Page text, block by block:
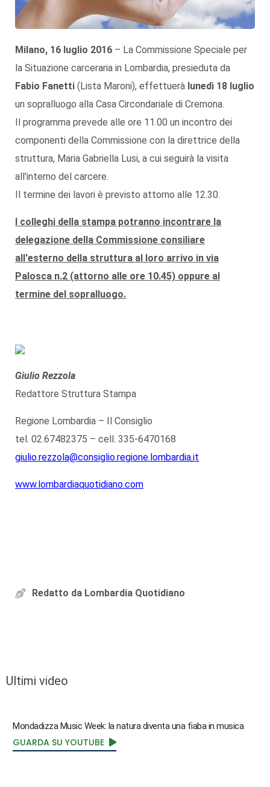
Milano, 16 luglio 2016 – La Commissione Speciale per
la Situazione carceraria in Lombardia, presieduta da
Fabio Fanetti (Lista Maroni), effettuerà lunedì 18 luglio
un sopralluogo alla Casa Circondariale di Cremona.
Il programma prevede alle ore 11.00 un incontro dei
componenti della Commissione con la direttrice della
struttura, Maria Gabriella Lusi, a cui seguirà la visita
all'interno del carcere.
Il termine dei lavori è previsto attorno alle 12.30.
I colleghi della stampa potranno incontrare la
delegazione della Commissione consiliare
all'esterno della struttura al loro arrivo in via
Palosca n.2 (attorno alle ore 10.45) oppure al
termine del sopralluogo.
Giulio Rezzola
Redattore Struttura Stampa
Regione Lombardia – Il Consiglio
tel. 02.67482375 – cell. 335-6470168
giulio.rezzola@consiglio.regione.lombardia.it
www.lombardiaquotidiano.com
Redatto da Lombardia Quotidiano
Ultimi video
Mondadizza Music Week: la natura diventa una fiaba in musica
GUARDA SU YOUTUBE